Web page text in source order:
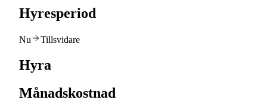
Hyresperiod
Nu Tillsvidare
Hyra
Månadskostnad